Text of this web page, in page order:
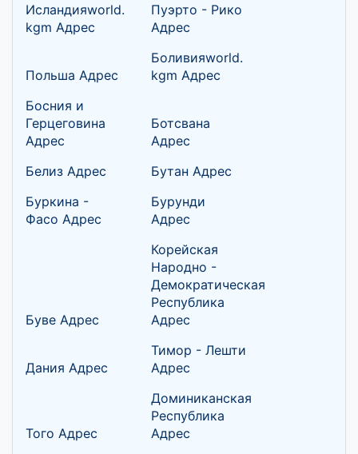
Исландияworld.
kgm Адрес
Пуэрто - Рико
Адрес
Польша Адрес
Боливияworld.
kgm Адрес
Босния и
Герцеговина
Адрес
Ботсвана
Адрес
Белиз Адрес
Бутан Адрес
Буркина -
Фасо Адрес
Бурунди
Адрес
Буве Адрес
Корейская
Народно -
Демократическая
Республика
Адрес
Дания Адрес
Тимор - Лешти
Адрес
Того Адрес
Доминиканская
Республика
Адрес